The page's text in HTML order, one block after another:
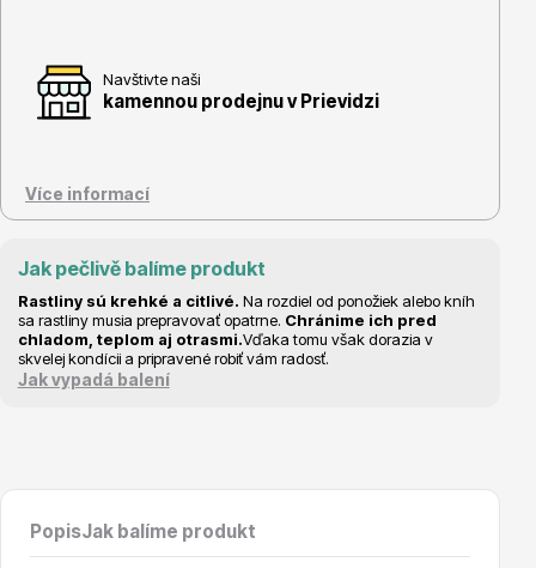
Květináče
Cibuloviny
Vzrostlé stromy
Navštivte naši
kamennou prodejnu v Prievidzi
Více informací
Jak pečlivě balíme produkt
Rastliny sú krehké a citlivé. Na rozdiel od ponožiek alebo kníh
sa rastliny musia prepravovať opatrne. Chránime ich pred
chladom, teplom aj otrasmi.Vďaka tomu však dorazia v
skvelej kondícii a pripravené robiť vám radosť.
Jak vypadá balení
PopisJak balíme produkt